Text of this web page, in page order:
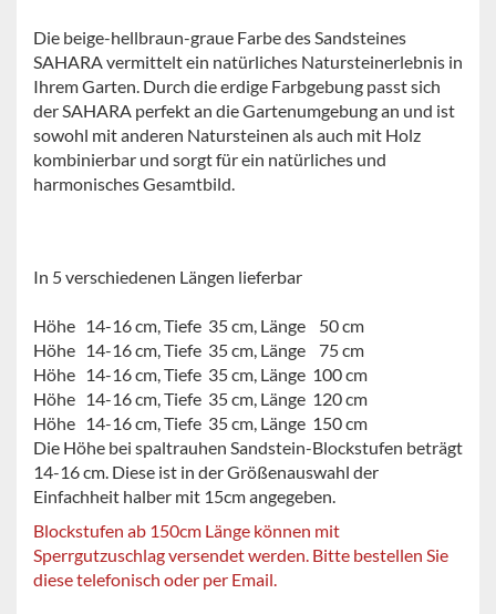
Die beige-hellbraun-graue Farbe des Sandsteines
SAHARA vermittelt ein natürliches Natursteinerlebnis in
Ihrem Garten. Durch die erdige Farbgebung passt sich
der SAHARA perfekt an die Gartenumgebung an und ist
sowohl mit anderen Natursteinen als auch mit Holz
kombinierbar und sorgt für ein natürliches und
harmonisches Gesamtbild.
In 5 verschiedenen Längen lieferbar
Höhe 14-16cm, Tiefe 35 cm, Länge 50 cm
Höhe 14-16cm, Tiefe 35 cm, Länge 75 cm
Höhe 14-16cm, Tiefe 35 cm, Länge 100 cm
Höhe 14-16cm, Tiefe 35 cm, Länge 120 cm
Höhe 14-16cm, Tiefe 35 cm, Länge 150 cm
Die Höhe bei spaltrauhen Sandstein-Blockstufen beträgt
14-16 cm. Diese ist in der Größenauswahl der
Einfachheit halber mit 15cm angegeben.
Blockstufen ab 150cm Länge können mit
Sperrgutzuschlag versendet werden. Bitte bestellen Sie
diese telefonisch oder per Email.